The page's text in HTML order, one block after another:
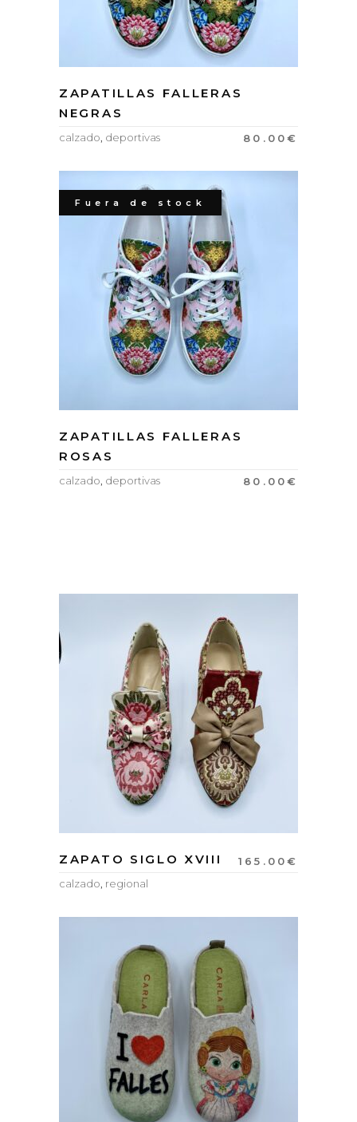
ZAPATILLAS FALLERAS
NEGRAS
80.00€
calzado deportivas
Fuera de stock
ZAPATILLAS FALLERAS
ROSAS
80.00€
calzado deportivas
ZAPATO SIGLO XVIII 165.00€
calzado regional